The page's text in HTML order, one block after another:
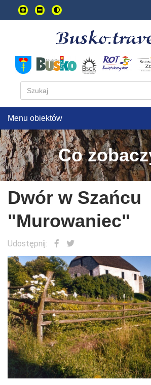
Przejdź
do
głownej
Menu obiektów
Co
Dwór w Szańcu
"Murowaniec"
Udostępnij: